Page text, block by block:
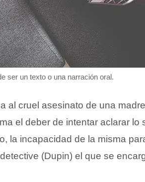
ser un texto o una narración oral.
al cruel asesinato de una
el deber de intentar aclarar lo
la incapacidad de la misma
(Dupin) el que se